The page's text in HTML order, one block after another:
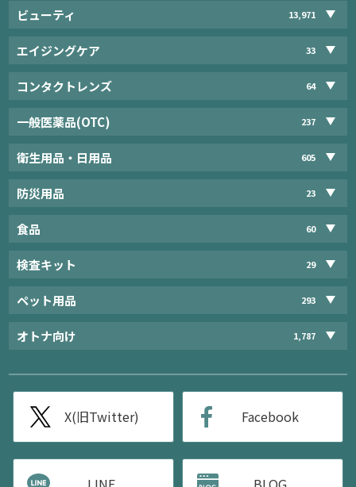
ビューティ 13,971
エイジングケア 33
コンタクトレンズ 64
一般医薬品(OTC) 237
衛生用品・日用品 605
防災用品 23
食品 60
検査キット 29
ペット用品 293
オトナ向け 1,787
X(旧Twitter) Facebook